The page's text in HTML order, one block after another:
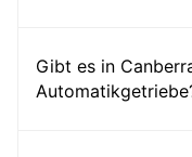
Gibt es in